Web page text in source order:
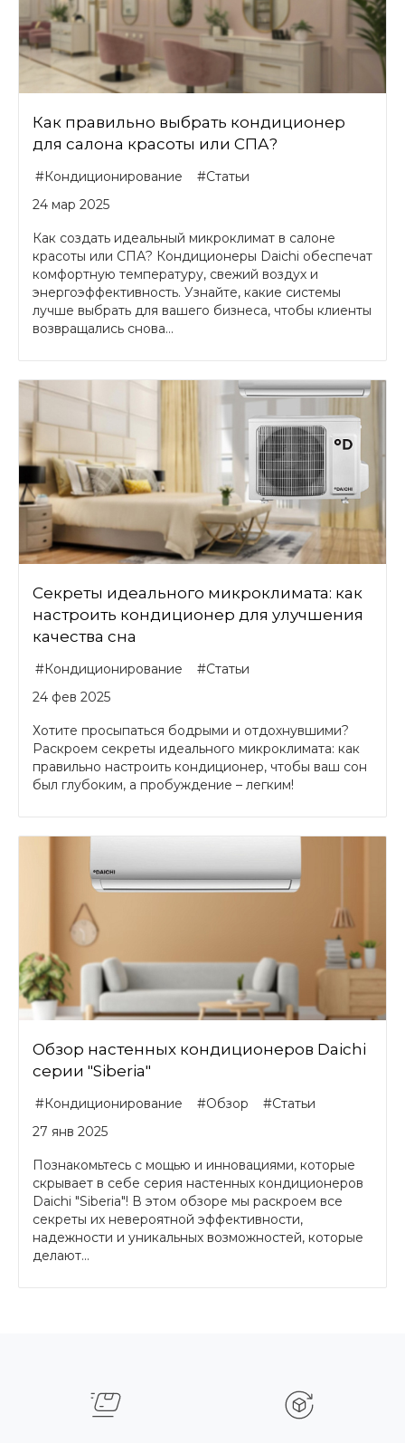
Как правильно выбрать кондиционер
для салона красоты или СПА?
#Кондиционирование
#Статьи
24 мар 2025
Как создать идеальный микроклимат в салоне
красоты или СПА? Кондиционеры Daichi обеспечат
комфортную температуру, свежий воздух и
энергоэффективность. Узнайте, какие системы
лучше выбрать для вашего бизнеса, чтобы клиенты
возвращались снова...
Секреты идеального микроклимата: как
настроить кондиционер для улучшения
качества сна
#Кондиционирование
#Статьи
24 фев 2025
Хотите просыпаться бодрыми и отдохнувшими?
Раскроем секреты идеального микроклимата: как
правильно настроить кондиционер, чтобы ваш сон
был глубоким, а пробуждение – легким!
Обзор настенных кондиционеров Daichi
серии "Siberia"
#Кондиционирование #Обзор
#Статьи
27 янв 2025
Познакомьтесь с мощью и инновациями, которые
скрывает в себе серия настенных кондиционеров
Daichi "Siberia"! В этом обзоре мы раскроем все
секреты их невероятной эффективности,
надежности и уникальных возможностей, которые
делают...